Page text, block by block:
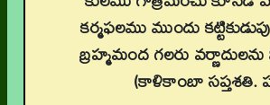
కర్మఫలము ముందు కట్టికుడుపు
బ్రహ్మమంద గలరు
(కాళికాంబా సప్తశతి.